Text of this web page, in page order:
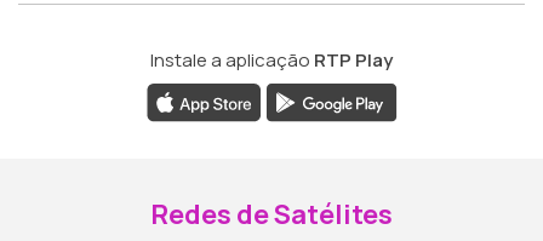
Instale a aplicação RTP Play
Redes de Satélites